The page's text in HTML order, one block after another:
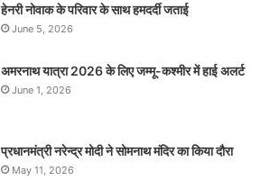
हेनरी नोवाक के परिवार के साथ हमदर्दी जताई
June 5, 2026
अमरनाथ यात्रा 2026 के लिए जम्मू-कश्मीर में हाई अलर्ट
June 1, 2026
प्रधानमंत्री नरेन्‍द्र मोदी ने सोमनाथ मंदिर का किया दौरा
May 11, 2026